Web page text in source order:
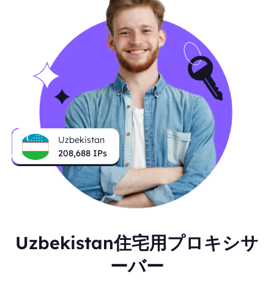
Uzbekistan
208,688 IPs
Uzbekistan住宅用プロキシサ
ーバー